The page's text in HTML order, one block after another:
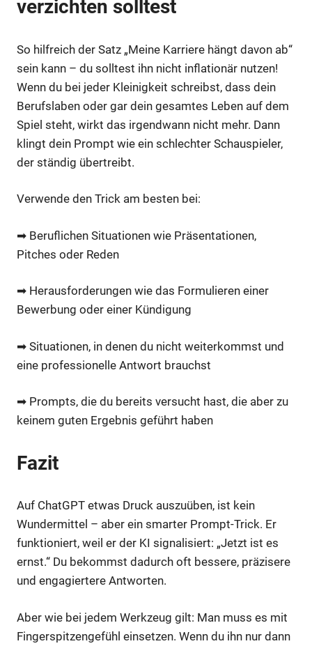
verzichten solltest
So hilfreich der Satz „Meine Karriere hängt davon ab“
sein kann – du solltest ihn nicht inflationär nutzen!
Wenn du bei jeder Kleinigkeit schreibst, dass dein
Berufslaben oder gar dein gesamtes Leben auf dem
Spiel steht, wirkt das irgendwann nicht mehr. Dann
klingt dein Prompt wie ein schlechter Schauspieler,
der ständig übertreibt.
Verwende den Trick am besten bei:
➡ Beruflichen Situationen wie Präsentationen,
Pitches oder Reden
➡ Herausforderungen wie das Formulieren einer
Bewerbung oder einer Kündigung
➡ Situationen, in denen du nicht weiterkommst und
eine professionelle Antwort brauchst
➡ Prompts, die du bereits versucht hast, die aber zu
keinem guten Ergebnis geführt haben
Fazit
Auf ChatGPT etwas Druck auszuüben, ist kein
Wundermittel – aber ein smarter Prompt-Trick. Er
funktioniert, weil er der KI signalisiert: „Jetzt ist es
ernst.“ Du bekommst dadurch oft bessere, präzisere
und engagiertere Antworten.
Aber wie bei jedem Werkzeug gilt: Man muss es mit
Fingerspitzengefühl einsetzen. Wenn du ihn nur dann